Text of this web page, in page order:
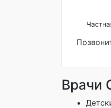
Врачи